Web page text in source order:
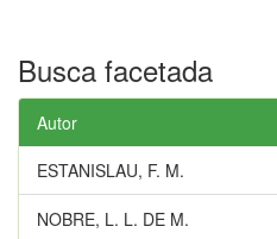
Busca facetada
Autor
ESTANISLAU, F. M.
NOBRE, L. L. DE M.